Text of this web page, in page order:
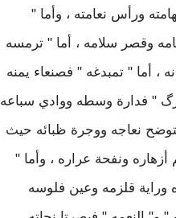
ورأس نعامته ، وأما "
وقصر سلامه ، أما " ترمسه
، أما " تمبدغه " فصنعاء يمنه
" فدارة وسطه ووادي سباعه
نعاجه ووجرة ظبائه حيث
ونفحة عراره ، وأما "
قلزمه وعين فلوسه